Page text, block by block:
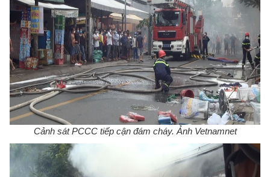
Cảnh sát PCCC tiếp cận đám cháy. Ảnh Vetnamnet